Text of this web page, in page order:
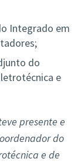
Integrado em
do
e
presente e
do
e de